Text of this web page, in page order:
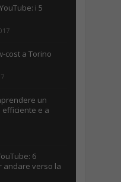
i 5
cost a Torino
un
e a
6
andare verso la